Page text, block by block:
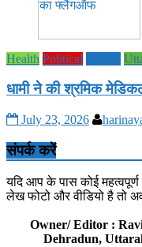
Health Political
धामी ने की श्रमिक
July 23, 2026
संपर्क करें
यदि आप के पास कोई
लेख फोटो और वीडियो है तो
Owner/ Editor :
Dehradun,